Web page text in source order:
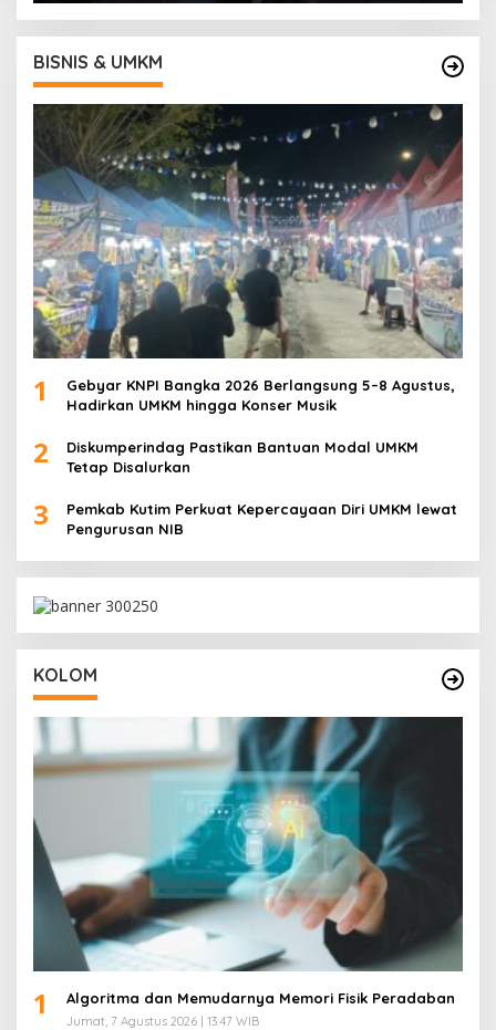
BISNIS & UMKM
1
Gebyar KNPI Bangka 2026 Berlangsung 5–8 Agustus,
Hadirkan UMKM hingga Konser Musik
2
Diskumperindag Pastikan Bantuan Modal UMKM
Tetap Disalurkan
3
Pemkab Kutim Perkuat Kepercayaan Diri UMKM lewat
Pengurusan NIB
KOLOM
1 Algoritma dan Memudarnya Memori Fisik Peradaban
Jumat, 7 Agustus 2026 | 13:47 WIB